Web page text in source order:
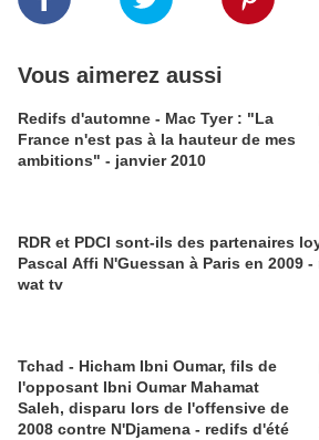
Vous aimerez aussi
Redifs d'automne - Mac Tyer : "La
France n'est pas à la hauteur de mes
ambitions" - janvier 2010
RDR et PDCI sont-ils des partenaires
Pascal Affi N'Guessan à Paris en 2009
wat tv
Tchad - Hicham Ibni Oumar, fils de
l'opposant Ibni Oumar Mahamat
Saleh, disparu lors de l'offensive de
2008 contre N'Djamena - redifs d'été